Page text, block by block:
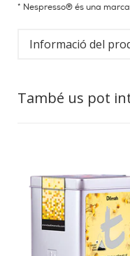
* Nespresso® és una
Informació del
També us pot